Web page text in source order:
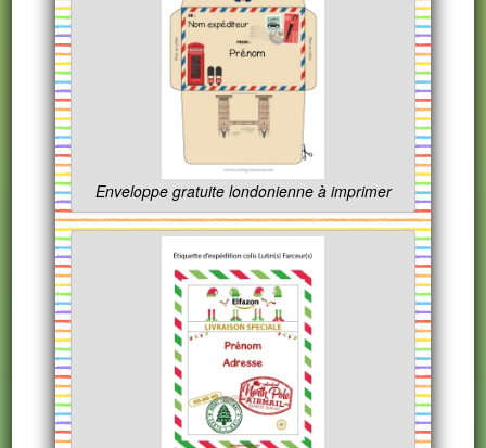
Enveloppe gratuite londonienne à imprimer